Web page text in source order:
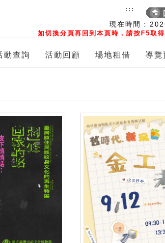
現在時間 :
如切換分頁再回到本頁時，請按F5取
:::
動查詢 活動回顧 場地租借 導覽